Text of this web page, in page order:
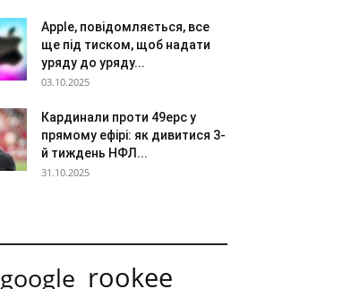
Apple, повідомляється, все
ще під тиском, щоб надати
уряду до уряду...
03.10.2025
Кардинали проти 49ерс у
прямому ефірі: як дивитися 3-
й тиждень НФЛ...
31.10.2025
google rookee